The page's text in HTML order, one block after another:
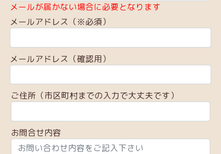
メールが届かない場合に必要となります
メールアドレス（※必須）
メールアドレス（確認用）
ご住所（市区町村までの入力で大丈夫です）
お問合せ内容